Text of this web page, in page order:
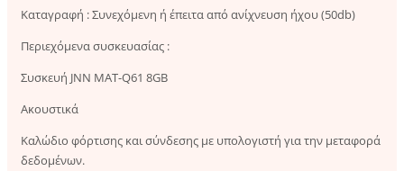
Καταγραφή : Συνεχόμενη ή έπειτα από ανίχνευση ήχου (50db)
Περιεχόμενα συσκευασίας :
Συσκευή JNN MAT-Q61 8GB
Ακουστικά
Καλώδιο φόρτισης και σύνδεσης με υπολογιστή για την μεταφορά
δεδομένων.